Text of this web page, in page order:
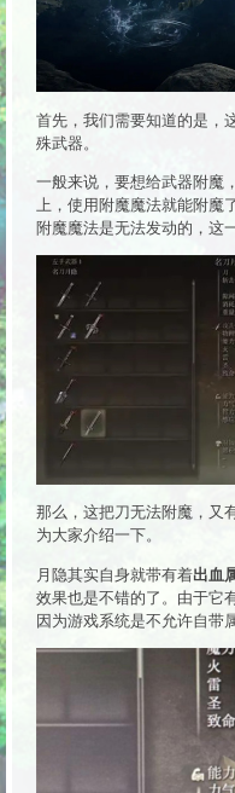
首先，我们需要知道的是
殊武器。
一般来说，要想给武器附魔
上，使用附魔魔法就能附魔
附魔魔法是无法发动的，这
那么，这把刀无法附魔，又
为大家介绍一下。
月隐其实自身就带有着出血
效果也是不错的了。由于它
因为游戏系统是不允许自带